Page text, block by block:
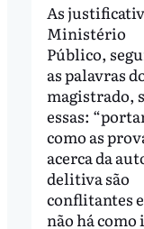
As
Ministério
Público,
as palavras
magistrado,
essas:
como as
acerca da
delitiva são
conflitantes
não há